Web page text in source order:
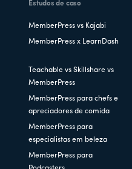
Estudos de caso
MemberPress vs Kajabi
MemberPress x LearnDash
Teachable vs Skillshare vs
MemberPress
MemberPress para chefs e
apreciadores de comida
MemberPress para
especialistas em beleza
MemberPress para